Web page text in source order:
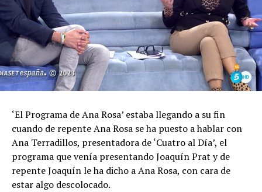
‘El Programa de Ana Rosa’ estaba llegando a su fin
cuando de repente Ana Rosa se ha puesto a hablar con
Ana Terradillos, presentadora de ‘Cuatro al Día’, el
programa que venía presentando Joaquín Prat y de
repente Joaquín le ha dicho a Ana Rosa, con cara de
estar algo descolocado.